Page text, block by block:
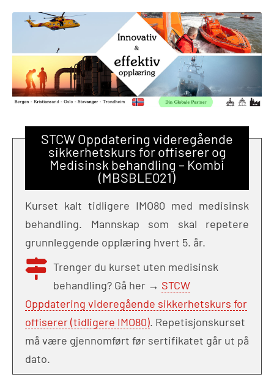
STCW Oppdatering videregående
sikkerhetskurs for offiserer og
Medisinsk behandling – Kombi
(MBSBLE021)
Kurset kalt tidligere IMO80 med medisinsk
behandling. Mannskap som skal repetere
grunnleggende opplæring hvert 5. år.
Trenger du kurset uten medisinsk
behandling? Gå her → STCW
Oppdatering videregående sikkerhetskurs for
offiserer (tidligere IMO80). Repetisjonskurset
må være gjennomført før sertifikatet går ut på
dato.